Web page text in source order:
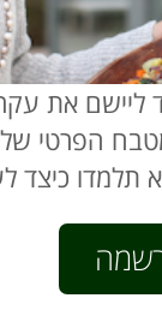
ליישם את
הפרטי
תלמדו